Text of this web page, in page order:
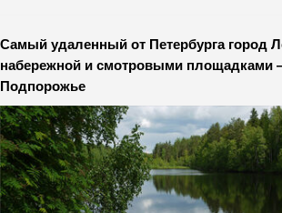
Самый удаленный от Петербурга город
набережной и смотровыми площадками
Подпорожье